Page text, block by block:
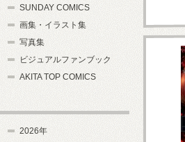
SUNDAY COMICS
画集・イラスト集
写真集
ビジュアルファンブック
AKITA TOP COMICS
2026年